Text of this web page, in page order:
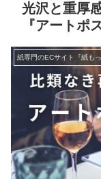
光沢と重厚
『アートポ
紙専門のECサイト『紙も